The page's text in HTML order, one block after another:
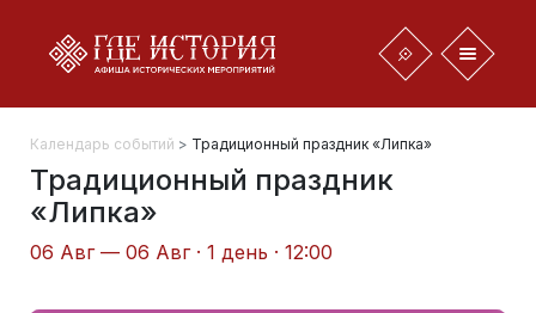
Календарь событий > Традиционный праздник «Липка»
Традиционный праздник
«Липка»
06 Авг — 06 Авг · 1 день · 12:00